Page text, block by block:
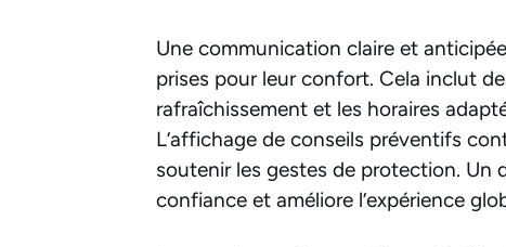
Une communication claire et
prises pour leur confort. Cela inclut
rafraîchissement et les horaires
L’affichage de conseils préventifs
soutenir les gestes de protection. Un
confiance et améliore l’expérience